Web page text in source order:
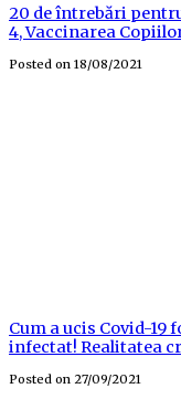
20 de întrebări
4, Vaccinarea
Posted on 18/08/2021
Cum a ucis Covid-
infectat! Realitatea
Posted on 27/09/2021